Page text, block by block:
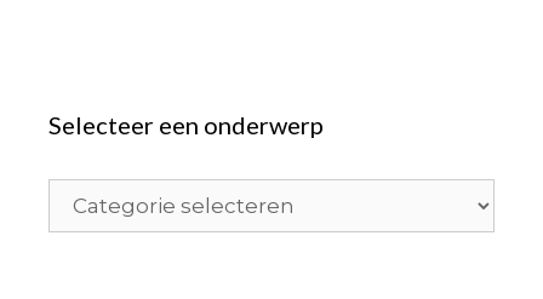
Selecteer een onderwerp